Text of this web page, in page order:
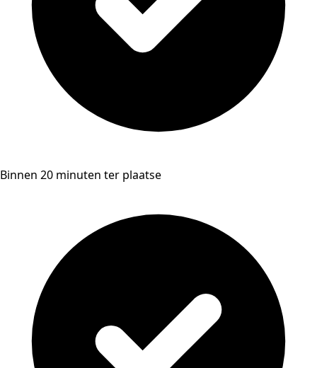
Binnen 20 minuten ter plaatse